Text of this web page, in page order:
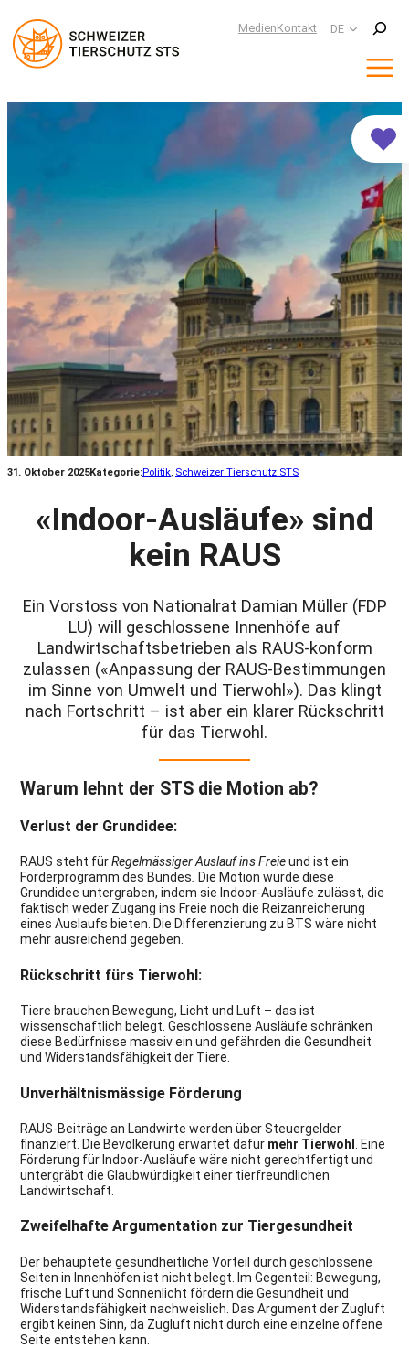
MedienKontakt DE
Suchen
31. Oktober 2025Kategorie:Politik, Schweizer Tierschutz STS
«Indoor-Ausläufe» sind
kein RAUS
Ein Vorstoss von Nationalrat Damian Müller (FDP
LU) will geschlossene Innenhöfe auf
Landwirtschaftsbetrieben als RAUS-konform
zulassen («Anpassung der RAUS-Bestimmungen
im Sinne von Umwelt und Tierwohl»). Das klingt
nach Fortschritt – ist aber ein klarer Rückschritt
für das Tierwohl.
Warum lehnt der STS die Motion ab?
Verlust der Grundidee:
RAUS steht fürRegelmässiger Auslauf ins Freieund ist ein
Förderprogramm des Bundes. Die Motion würde diese
Grundidee untergraben, indem sie Indoor-Ausläufe zulässt, die
faktisch weder Zugang ins Freie noch die Reizanreicherung
eines Auslaufs bieten. Die Differenzierung zu BTS wäre nicht
mehr ausreichend gegeben.
Rückschritt fürs Tierwohl:
Tiere brauchen Bewegung, Licht und Luft – das ist
wissenschaftlich belegt. Geschlossene Ausläufe schränken
diese Bedürfnisse massiv ein und gefährden die Gesundheit
und Widerstandsfähigkeit der Tiere.
Unverhältnismässige Förderung
RAUS-Beiträge an Landwirte werden über Steuergelder
finanziert. Die Bevölkerung erwartet dafür mehr Tierwohl
. Eine
Förderung für Indoor-Ausläufe wäre nicht gerechtfertigt und
untergräbt die Glaubwürdigkeit einer tierfreundlichen
Landwirtschaft.
Zweifelhafte Argumentation zur Tiergesundheit
Der behauptete gesundheitliche Vorteil durch geschlossene
Seiten in Innenhöfen ist nicht belegt. Im Gegenteil: Bewegung,
frische Luft und Sonnenlicht fördern die Gesundheit und
Widerstandsfähigkeit nachweislich. Das Argument der Zugluft
ergibt keinen Sinn, da Zugluft nicht durch eine einzelne offene
Seite entstehen kann.